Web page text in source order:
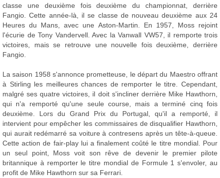
classe une deuxième fois deuxième du championnat, derrière
Fangio. Cette année-là, il se classe de nouveau deuxième aux 24
Heures du Mans, avec une Aston-Martin. En 1957, Moss rejoint
l'écurie de Tony Vandervell. Avec la Vanwall VW57, il remporte trois
victoires, mais se retrouve une nouvelle fois deuxième, derrière
Fangio.
La saison 1958 s'annonce prometteuse, le départ du Maestro offrant
à Stirling les meilleures chances de remporter le titre. Cependant,
malgré ses quatre victoires, il doit s'incliner derrière Mike Hawthorn,
qui n'a remporté qu'une seule course, mais a terminé cinq fois
deuxième. Lors du Grand Prix du Portugal, qu'il a remporté, il
intervient pour empêcher les commissaires de disqualifier Hawthorn,
qui aurait redémarré sa voiture à contresens après un tête-à-queue.
Cette action de fair-play lui a finalement coûté le titre mondial. Pour
un seul point, Moss voit son rêve de devenir le premier pilote
britannique à remporter le titre mondial de Formule 1 s'envoler, au
profit de Mike Hawthorn sur sa Ferrari.